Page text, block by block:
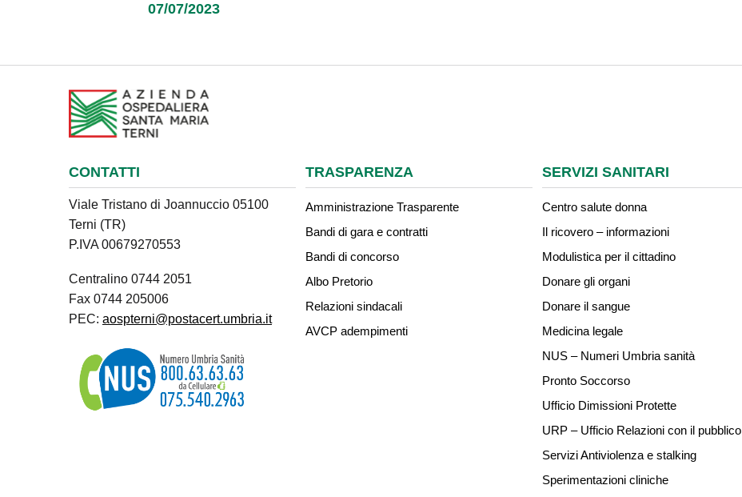
07/07/2023
CONTATTI
Viale Tristano di Joannuccio 05100
Terni (TR)
P.IVA 00679270553
Centralino 0744 2051
Fax 0744 205006
PEC: aospterni@postacert.umbria.it
TRASPARENZA
Amministrazione Trasparente
Bandi di gara e contratti
Bandi di concorso
Albo Pretorio
Relazioni sindacali
AVCP adempimenti
SERVIZI SANITARI
Centro salute donna
Il ricovero – informazioni
Modulistica per il cittadino
Donare gli organi
Donare il sangue
Medicina legale
NUS – Numeri Umbria sanità
Pronto Soccorso
Ufficio Dimissioni Protette
URP – Ufficio Relazioni con il pubblico
Servizi Antiviolenza e stalking
Sperimentazioni cliniche